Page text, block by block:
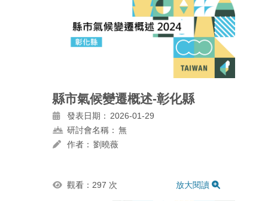
縣市氣候變遷概述-彰化縣
發表日期： 2026-01-29
研討會名稱： 無
作者： 劉曉薇
觀看：297 次 放大閱讀